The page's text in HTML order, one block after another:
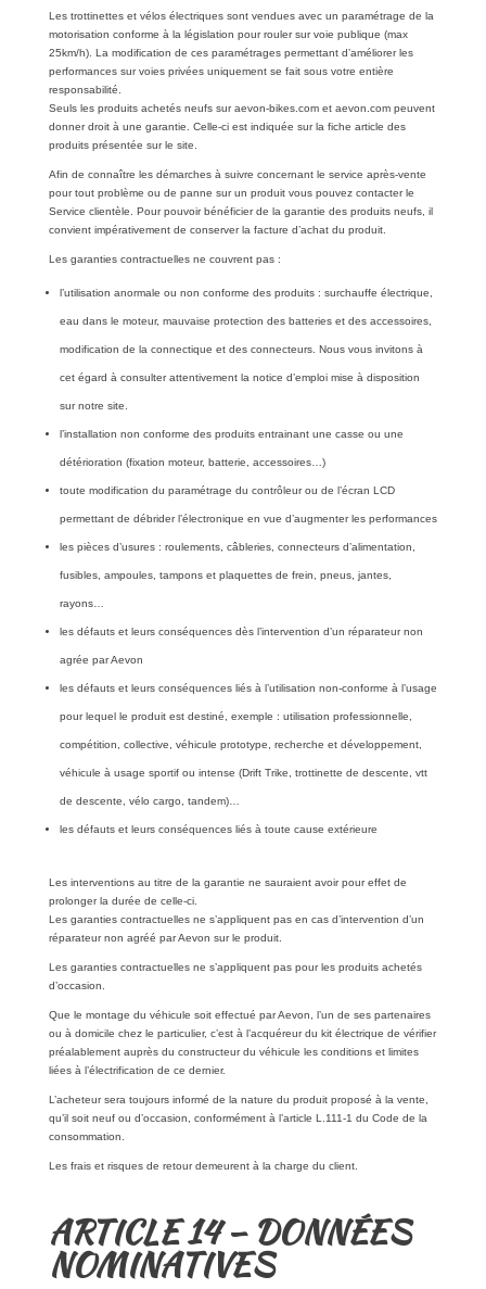
Les trottinettes et vélos électriques sont vendues avec un paramétrage de la
motorisation conforme à la législation pour rouler sur voie publique (max
25km/h). La modification de ces paramétrages permettant d’améliorer les
performances sur voies privées uniquement se fait sous votre entière
responsabilité.
Seuls les produits achetés neufs sur aevon-bikes.com et aevon.com peuvent
donner droit à une garantie. Celle-ci est indiquée sur la fiche article des
produits présentée sur le site.
Afin de connaître les démarches à suivre concernant le service après-vente
pour tout problème ou de panne sur un produit vous pouvez contacter le
Service clientèle. Pour pouvoir bénéficier de la garantie des produits neufs, il
convient impérativement de conserver la facture d’achat du produit.
Les garanties contractuelles ne couvrent pas :
l’utilisation anormale ou non conforme des produits : surchauffe électrique,
eau dans le moteur, mauvaise protection des batteries et des accessoires,
modification de la connectique et des connecteurs. Nous vous invitons à
cet égard à consulter attentivement la notice d’emploi mise à disposition
sur notre site.
l’installation non conforme des produits entrainant une casse ou une
détérioration (fixation moteur, batterie, accessoires…)
toute modification du paramétrage du contrôleur ou de l’écran LCD
permettant de débrider l’électronique en vue d’augmenter les performances
les pièces d’usures : roulements, câbleries, connecteurs d’alimentation,
fusibles, ampoules, tampons et plaquettes de frein, pneus, jantes,
rayons…
les défauts et leurs conséquences dès l’intervention d’un réparateur non
agrée par Aevon
les défauts et leurs conséquences liés à l’utilisation non-conforme à l’usage
pour lequel le produit est destiné, exemple : utilisation professionnelle,
compétition, collective, véhicule prototype, recherche et développement,
véhicule à usage sportif ou intense (Drift Trike, trottinette de descente, vtt
de descente, vélo cargo, tandem)…
les défauts et leurs conséquences liés à toute cause extérieure
Les interventions au titre de la garantie ne sauraient avoir pour effet de
prolonger la durée de celle-ci.
Les garanties contractuelles ne s’appliquent pas en cas d’intervention d’un
réparateur non agréé par Aevon sur le produit.
Les garanties contractuelles ne s’appliquent pas pour les produits achetés
d’occasion.
Que le montage du véhicule soit effectué par Aevon, l’un de ses partenaires
ou à domicile chez le particulier, c’est à l’acquéreur du kit électrique de vérifier
préalablement auprès du constructeur du véhicule les conditions et limites
liées à l’électrification de ce dernier.
L’acheteur sera toujours informé de la nature du produit proposé à la vente,
qu’il soit neuf ou d’occasion, conformément à l’article L.111-1 du Code de la
consommation.
Les frais et risques de retour demeurent à la charge du client.
ARTICLE 14 – DONNÉES
NOMINATIVES